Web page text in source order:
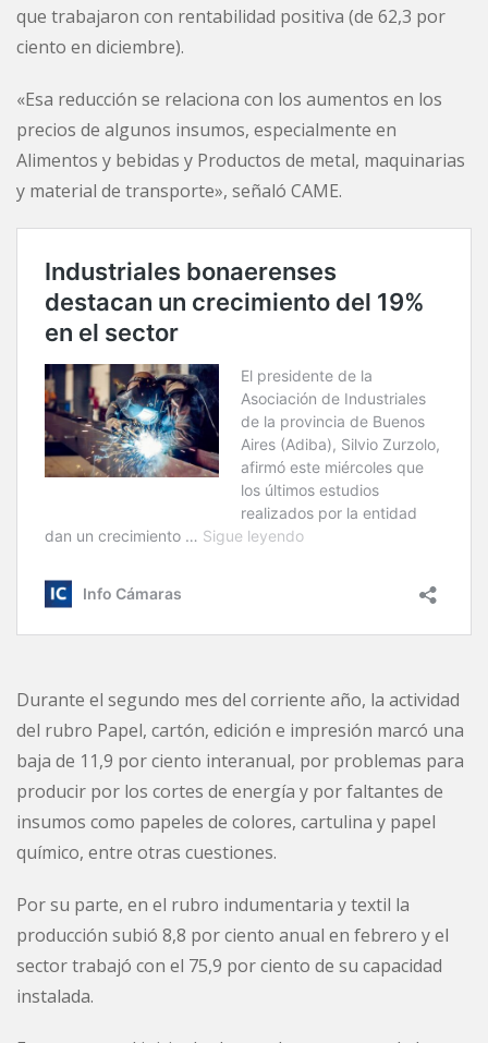
que trabajaron con rentabilidad positiva (de 62,3 por
ciento en diciembre).
«Esa reducción se relaciona con los aumentos en los
precios de algunos insumos, especialmente en
Alimentos y bebidas y Productos de metal, maquinarias
y material de transporte», señaló CAME.
Durante el segundo mes del corriente año, la actividad
del rubro Papel, cartón, edición e impresión marcó una
baja de 11,9 por ciento interanual, por problemas para
producir por los cortes de energía y por faltantes de
insumos como papeles de colores, cartulina y papel
químico, entre otras cuestiones.
Por su parte, en el rubro indumentaria y textil la
producción subió 8,8 por ciento anual en febrero y el
sector trabajó con el 75,9 por ciento de su capacidad
instalada.